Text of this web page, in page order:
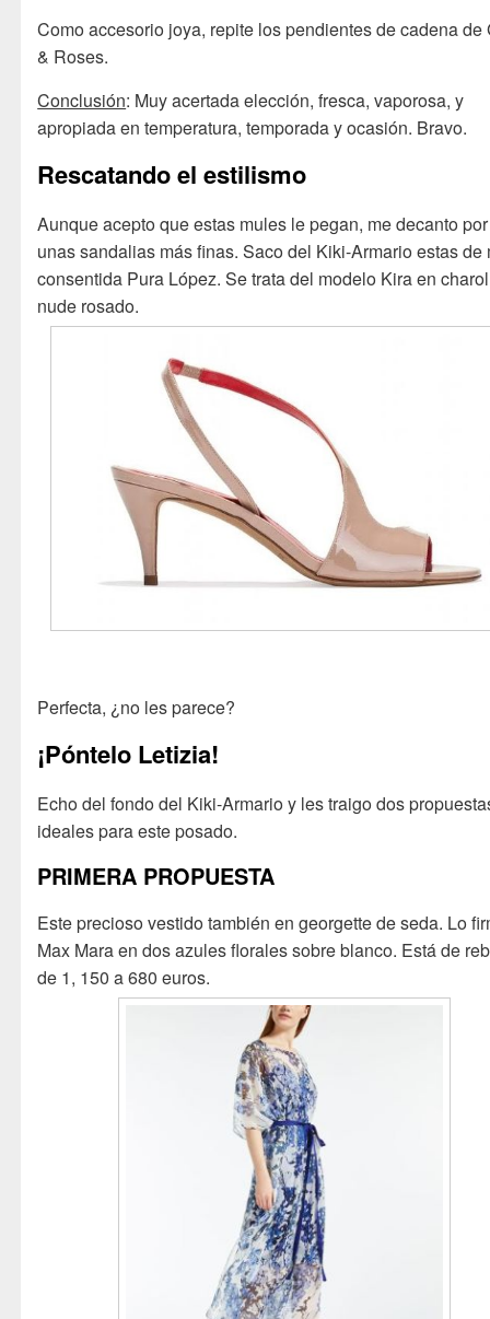
Como accesorio joya, repite los pendientes de cadena de
& Roses.
Conclusión: Muy acertada elección, fresca, vaporosa, y
apropiada en temperatura, temporada y ocasión. Bravo.
Rescatando el estilismo
Aunque acepto que estas mules le pegan, me decanto por
unas sandalias más finas. Saco del Kiki-Armario estas de
consentida Pura López. Se trata del modelo Kira en charol
nude rosado.
Perfecta, ¿no les parece?
¡Póntelo Letizia!
Echo del fondo del Kiki-Armario y les traigo dos
ideales para este posado.
PRIMERA PROPUESTA
Este precioso vestido también en georgette de seda. Lo
Max Mara en dos azules florales sobre blanco. Está de
de 1, 150 a 680 euros.